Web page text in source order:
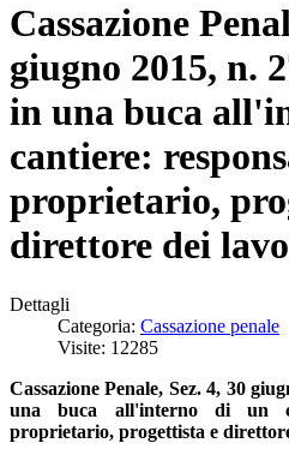
Cassazione
giugno 2015, n.
in una buca
cantiere:
proprietario,
direttore dei
Dettagli
Categoria: Cassazione penale
Visite: 12285
Cassazione Penale, Sez. 4, 30
una buca all'interno di un
proprietario, progettista e